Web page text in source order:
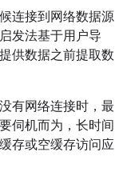
连接到网络数据源
发法基于用户导
供数据之前提取数
有网络连接时，最
伺机而为，长时间
存或空缓存访问应